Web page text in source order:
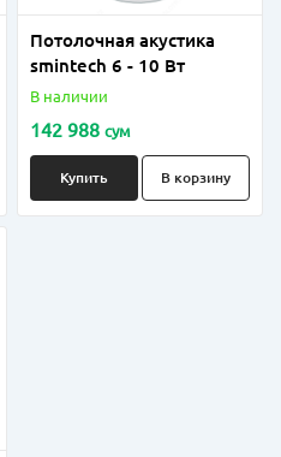
Потолочная акустика
smintech 6 - 10 Вт
В наличии
142 988 сум
Купить В корзину